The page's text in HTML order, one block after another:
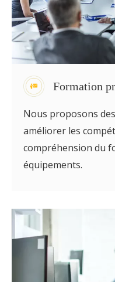
Formation
Nous proposons
améliorer les
compréhension du
équipements.